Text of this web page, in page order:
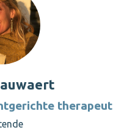
therapeut